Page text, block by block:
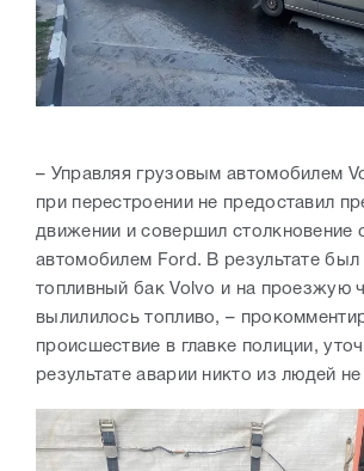
– Управляя грузовым автомобилем
при перестроении не предоставил
движении и совершил столкновение
автомобилем Ford. В результате
топливный бак Volvo и на проезжую
вылилилось топливо, –
происшествие в главке полиции,
результате аварии никто из людей